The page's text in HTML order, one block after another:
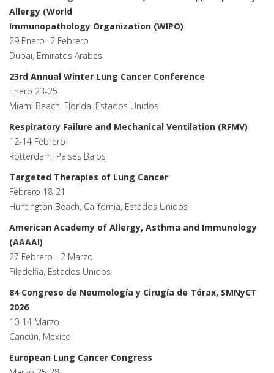
Allergy (World
Immunopathology Organization (WIPO)
29 Enero- 2 Febrero
Dubai, Emiratos Arabes
23rd Annual Winter Lung Cancer Conference
Enero 23-25
Miami Beach, Florida, Estados Unidos
Respiratory Failure and Mechanical Ventilation (RFMV)
12-14 Febrero
Rotterdam, Paises Bajos
Targeted Therapies of Lung Cancer
Febrero 18-21
Huntington Beach, California, Estados Unidos
American Academy of Allergy, Asthma and Immunology
(AAAAI)
27 Febrero - 2 Marzo
Filadelfia, Estados Unidos
84 Congreso de Neumología y Cirugía de Tórax, SMNyCT
2026
10-14 Marzo
Cancún, Mexico
European Lung Cancer Congress